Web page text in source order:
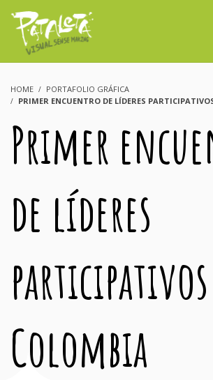
HOME
PORTAFOLIO GRÁFICA
PRIMER ENCUENTRO DE LÍDERES
Primer
de líderes
Colombia